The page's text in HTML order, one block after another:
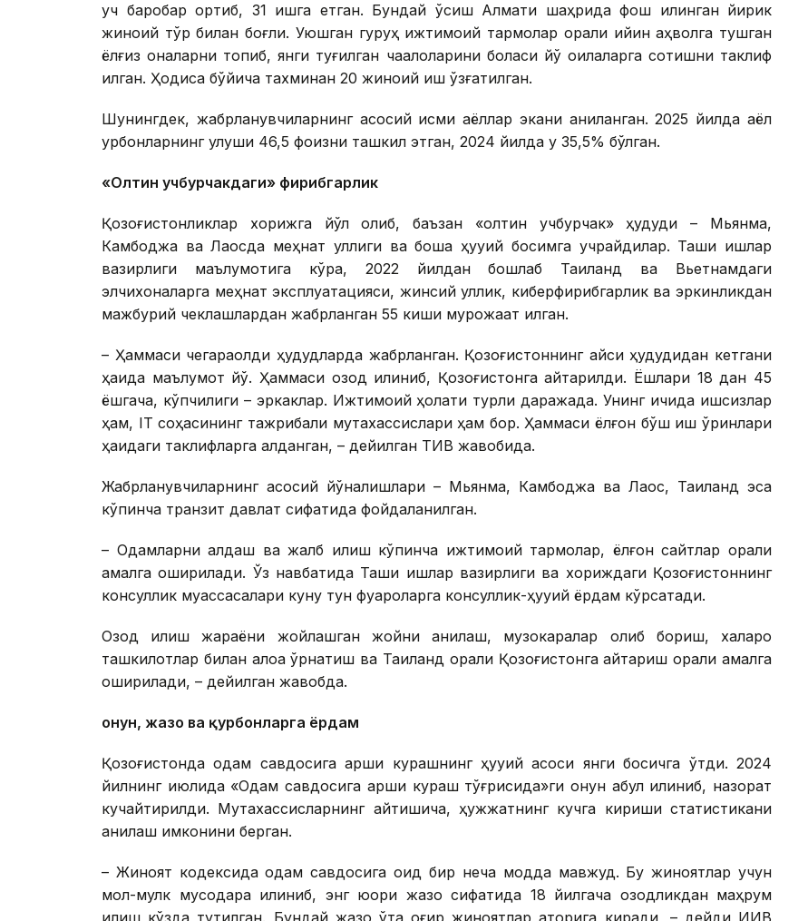
уч баробар ортиб, 31 ишга етган. Бундай ўсиш Алмати шаҳрида фош қилинган йирик
жиноий тўр билан боғлиқ. Уюшган гуруҳ ижтимоий тармоқлар орқали қийин аҳволга тушган
ёлғиз оналарни топиб, янги туғилган чақалоқларини боласи йўқ оилаларга сотишни таклиф
қилган. Ҳодиса бўйича тахминан 20 жиноий иш қўзғатилган.
Шунингдек, жабрланувчиларнинг асосий қисми аёллар экани аниқланган. 2025 йилда аёл
қурбонларнинг улуши 46,5 фоизни ташкил этган, 2024 йилда у 35,5% бўлган.
«Олтин учбурчакдаги» фирибгарлик
Қозоғистонликлар хорижга йўл олиб, баъзан «олтин учбурчак» ҳудуди – Мьянма,
Камбоджа ва Лаосда меҳнат қуллиги ва бошқа ҳуқуқий босимга учрайдилар. Ташқи ишлар
вазирлиги маълумотига кўра, 2022 йилдан бошлаб Таиланд ва Вьетнамдаги
элчихоналарга меҳнат эксплуатацияси, жинсий қуллик, киберфирибгарлик ва эркинликдан
мажбурий чеклашлардан жабрланган 55 киши мурожаат қилган.
– Ҳаммаси чегараолди ҳудудларда жабрланган. Қозоғистоннинг қайси ҳудудидан кетгани
ҳақида маълумот йўқ. Ҳаммаси озод қилиниб, Қозоғистонга қайтарилди. Ёшлари 18 дан 45
ёшгача, кўпчилиги – эркаклар. Ижтимоий ҳолати турли даражада. Унинг ичида ишсизлар
ҳам, IT соҳасининг тажрибали мутахассислари ҳам бор. Ҳаммаси ёлғон бўш иш ўринлари
ҳақидаги таклифларга алданган, – дейилган ТИВ жавобида.
Жабрланувчиларнинг асосий йўналишлари – Мьянма, Камбоджа ва Лаос, Таиланд эса
кўпинча транзит давлат сифатида фойдаланилган.
– Одамларни алдаш ва жалб қилиш кўпинча ижтимоий тармоқлар, ёлғон сайтлар орқали
амалга оширилади. Ўз навбатида Ташқи ишлар вазирлиги ва хориждаги Қозоғистоннинг
консуллик муассасалари куну тун фуқароларга консуллик-ҳуқуқий ёрдам кўрсатади.
Озод қилиш жараёни жойлашган жойни аниқлаш, музокаралар олиб бориш, халқаро
ташкилотлар билан алоқа ўрнатиш ва Таиланд орқали Қозоғистонга қайтариш орқали амалга
оширилади, – дейилган жавобда.
Қонун, жазо ва қурбонларга ёрдам
Қозоғистонда одам савдосига қарши курашнинг ҳуқуқий асоси янги босқичга ўтди. 2024
йилнинг июлида «Одам савдосига қарши кураш тўғрисида»ги қонун қабул қилиниб, назорат
кучайтирилди. Мутахассисларнинг айтишича, ҳужжатнинг кучга кириши статистикани
аниқлаш имконини берган.
– Жиноят кодексида одам савдосига оид бир неча модда мавжуд. Бу жиноятлар учун
мол-мулк мусодара қилиниб, энг юқори жазо сифатида 18 йилгача озодликдан маҳрум